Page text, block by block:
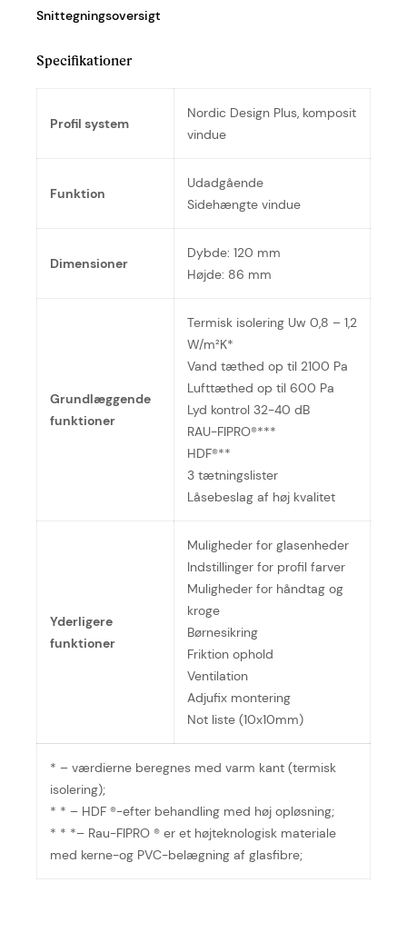
Snittegningsoversigt
Specifikationer
Profil system
Nordic Design Plus, komposit
vindue
Funktion
Udadgående
Sidehængte vindue
Dimensioner
Dybde: 120 mm
Højde: 86 mm
Grundlæggende
funktioner
Termisk isolering Uw 0,8 – 1,2
W/m²K*
Vand tæthed op til 2100 Pa
Lufttæthed op til 600 Pa
Lyd kontrol 32-40 dB
RAU-FIPRO®***
HDF®**
3 tætningslister
Låsebeslag af høj kvalitet
Yderligere
funktioner
Muligheder for glasenheder
Indstillinger for profil farver
Muligheder for håndtag og
kroge
Børnesikring
Friktion ophold
Ventilation
Adjufix montering
Not liste (10x10mm)
* – værdierne beregnes med varm kant (termisk
isolering);
* * – HDF ®-efter behandling med høj opløsning;
* * *– Rau-FIPRO ® er et højteknologisk materiale
med kerne-og PVC-belægning af glasfibre;